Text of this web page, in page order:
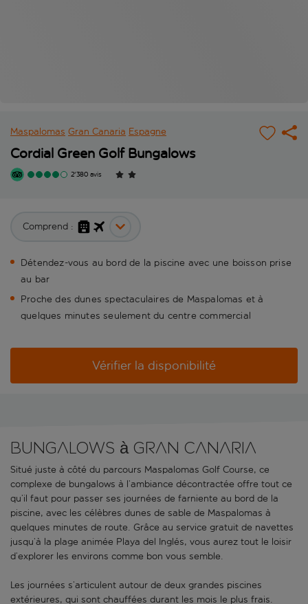
Maspalomas Gran Canaria Espagne
Cordial Green Golf Bungalows
2'380 avis
Comprend :
Détendez-vous au bord de la piscine avec une boisson prise
au bar
Proche des dunes spectaculaires de Maspalomas et à
quelques minutes seulement du centre commercial
Vérifier la disponibilité
Bungalows à Gran Canaria
Situé juste à côté du parcours Maspalomas Golf Course, ce
complexe de bungalows à l’ambiance décontractée offre tout ce
qu’il faut pour passer ses journées de farniente au bord de la
piscine, avec les célèbres dunes de sable de Maspalomas à
quelques minutes de route. Grâce au service gratuit de navettes
jusqu’à la plage animée Playa del Inglés, vous aurez tout le loisir
d’explorer les environs comme bon vous semble.
Les journées s’articulent autour de deux grandes piscines
extérieures, qui sont chauffées durant les mois le plus frais.